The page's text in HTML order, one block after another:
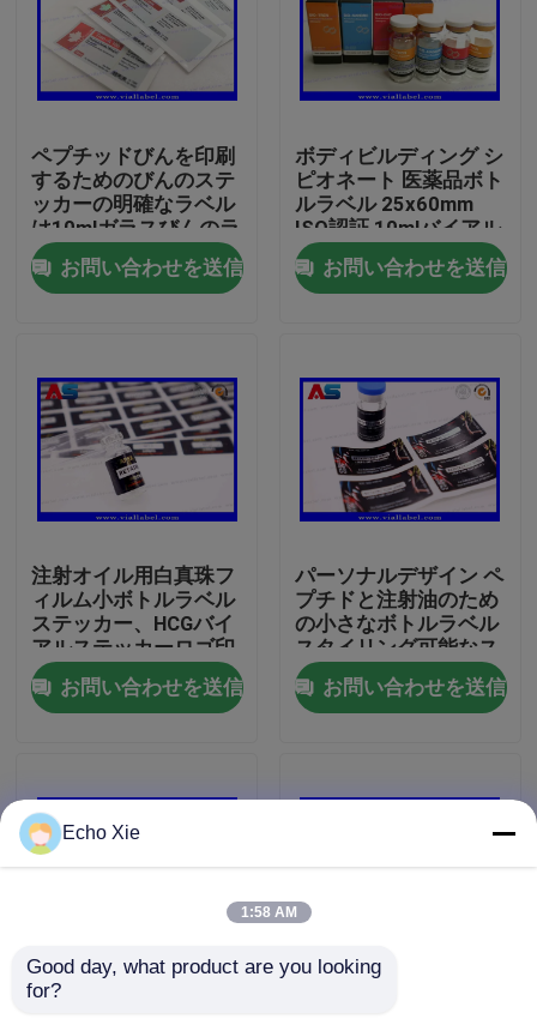
プロダクト
私達について
工場旅行
品質管理
私達に連絡しなさい
10mL ガラスびんのラベル
ペプチッドびんを印刷
するためのびんのステ
ッカーの明確なラベル
は10mlガラスびんのラ
ベルを小さいびんのラ
ベルと分類する
お問い合わせを送信
ボディビルディング シ
ピオネート 医薬品ボト
ルラベル 25x60mm
ISO認証 10mlバイアル
用
お問い合わせを送信
注射オイル用白真珠フ
ィルム小ボトルラベル
ステッカー、HCGバイ
アルステッカーロゴ印
刷カスタマイズ
お問い合わせを送信
パーソナルデザイン ペ
プチドと注射油のため
の小さなボトルラベル
スタイリング可能なス
テッカー
お問い合わせを送信
永久性強固性付着剤を
Echo Xie
1:58 AM
Good day, what product are you looking
for?